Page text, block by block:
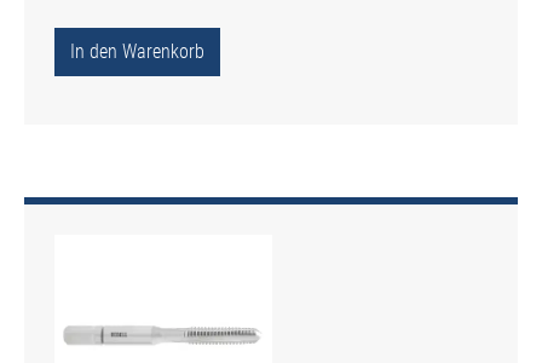
In den Warenkorb